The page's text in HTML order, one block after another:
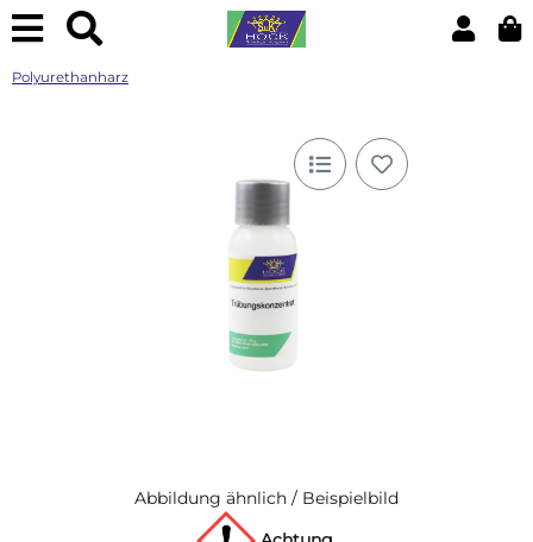
Polyurethanharz
Abbildung ähnlich / Beispielbild